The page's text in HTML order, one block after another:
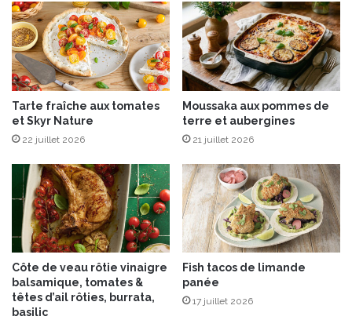
e
s
e
t
à
l
E
m
l
e
r
A
O
Tarte fraîche aux tomates
et Skyr Nature
22 juillet 2026
Moussaka aux pommes de
terre et aubergines
21 juillet 2026
Côte de veau rôtie vinaigre
balsamique, tomates &
têtes d’ail rôties, burrata,
basilic
Fish tacos de limande
panée
17 juillet 2026